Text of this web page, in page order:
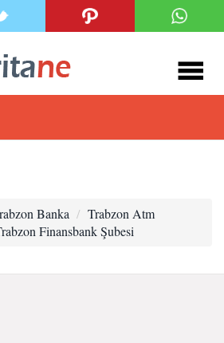
Banka
Trabzon Atm
Finansbank Şubesi